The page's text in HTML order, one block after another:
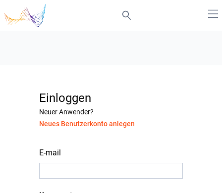
Einloggen
Neuer Anwender?
Neues Benutzerkonto anlegen
E-mail